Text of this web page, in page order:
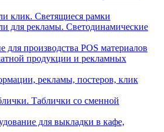
клик. Светящиеся рамки
для рекламы. Светодинамические
производства POS материалов
продукции и рекламных
рекламы, постеров, клик
Таблички со сменной
для выкладки в кафе,